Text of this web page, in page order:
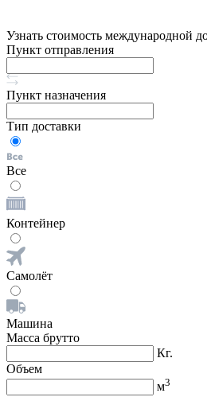
Узнать стоимость международной
Пункт отправления
Пункт назначения
Тип доставки
Все
Контейнер
Самолёт
Машина
Масса брутто
Кг.
Объем
м3